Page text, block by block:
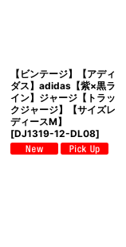
【ビンテージ】【アディ
ダス】adidas【紫×黒ラ
イン】ジャージ【トラッ
クジャージ】【サイズレ
ディースM】
[DJ1319-12-DL08]